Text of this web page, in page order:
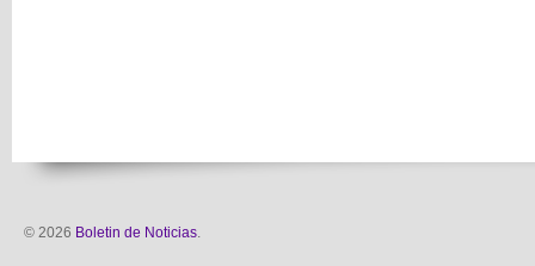
© 2026 Boletin de Noticias.